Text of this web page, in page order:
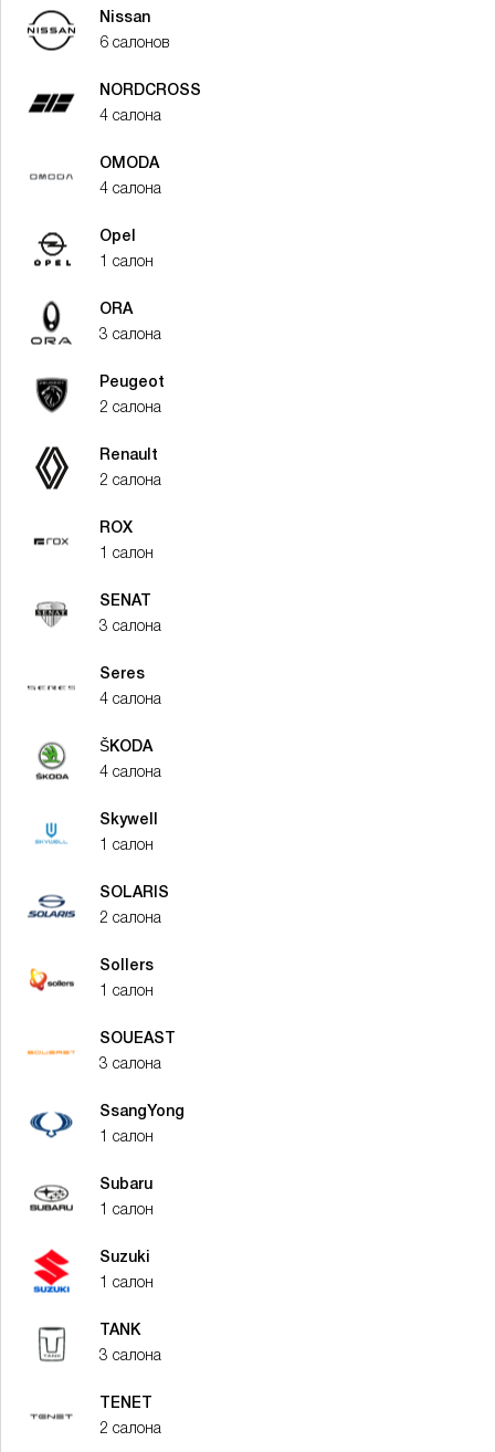
Nissan
6 салонов
NORDCROSS
4 салона
OMODA
4 салона
Opel
1 салон
ORA
3 салона
Peugeot
2 салона
Renault
2 салона
ROX
1 салон
SENAT
3 салона
Seres
4 салона
ŠKODA
4 салона
Skywell
1 салон
SOLARIS
2 салона
Sollers
1 салон
SOUEAST
3 салона
SsangYong
1 салон
Subaru
1 салон
Suzuki
1 салон
TANK
3 салона
TENET
2 салона